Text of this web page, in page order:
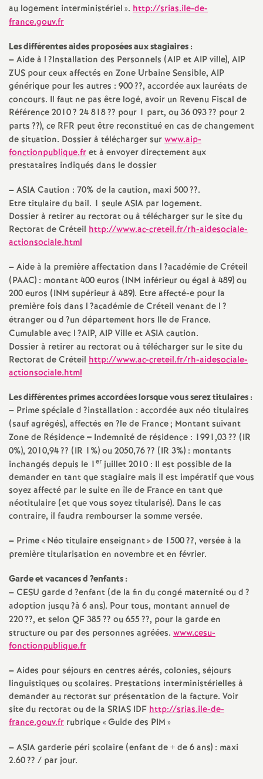
g
n
e
m
e
t
s
d
e
S
e
o
n
d
d
e
g
r
é
O
r
l
é
au logement interministériel». http://srias.ile-de-
france.gouv.fr
Les différentes aides proposées aux stagiaires :
–Aide à l?Installation des Personnels (AIPetAIPville), AIP
ZUS pour ceux affectés en Zone Urbaine Sensible, AIP
générique pour les autres : 900??, accordée aux lauréats de
concours. Il faut ne pas être logé, avoir un Revenu Fiscal de
Référence 2010? 24 818?? pour 1 part, ou 36 093?? pour 2
parts??), ce RFR peut être reconstitué en cas de changement
de situation. Dossier à télécharger surwww.aip-
fonctionpublique.fret à envoyer directement aux
prestataires indiqués dans le dossier
–ASIACaution : 70% de la caution, maxi 500??.
Etre titulaire du bail. 1 seuleASIA par logement.
Dossier à retirer au rectorat ou à télécharger sur le site du
Rectorat de Créteil http://www.ac-creteil.fr/rh-aidesociale-
actionsociale.html
–Aide à la première affectation dans l?académie de Créteil
(PAAC) : montant 400 euros (INM inférieur ou égal à 489) ou
200 euros (INM supérieur à 489). Etre affecté-e pour la
première fois dans l?académie de Créteil venant de l?
étranger ou d?un département hors Ile de France.
Cumulable avec l?AIP, AIPVille etASIAcaution.
Dossier à retirer au rectorat ou à télécharger sur le site du
Rectorat de Créteil http://www.ac-creteil.fr/rh-aidesociale-
actionsociale.html
Les différentes primes accordées lorsque vous serez titulaires :
– Prime spéciale d?installation : accordée aux néo titulaires
(sauf agrégés), affectés en?le de France; Montant suivant
Zone de Résidence = Indemnité de résidence : 1991,03?? (IR
0%), 2010,94?? (IR 1%) ou 2050,76?? (IR 3%) : montants
inchangés depuis le 1er juillet 2010 : Il est possible de la
demander en tant que stagiaire mais il est impératif que vous
soyez affecté par le suite en île de France en tant que
néotitulaire (et que vous soyez titularisé). Dans le cas
contraire, il faudra rembourser la somme versée.
– Prime «Néo titulaire enseignant» de 1500??, versée à la
première titularisation en novembre et en février.
Garde et vacances d?enfants :
–CESU garde d?enfant (de la fin du congé maternité ou d?
adoption jusqu?à 6 ans). Pour tous, montant annuel de
220??, et selon QF385?? ou 655??, pour la garde en
structure ou par des personnes agréées. www.cesu-
fonctionpublique.fr
–Aides pour séjours en centres aérés, colonies, séjours
linguistiques ou scolaires. Prestations interministérielles à
demander au rectorat sur présentation de la facture. Voir
site du rectorat ou de la SRIAS IDFhttp://srias.ile-de-
france.gouv.fr rubrique «Guide des PIM»
–ASIAgarderie péri scolaire (enfant de + de 6 ans) : maxi
2.60?? / par jour.